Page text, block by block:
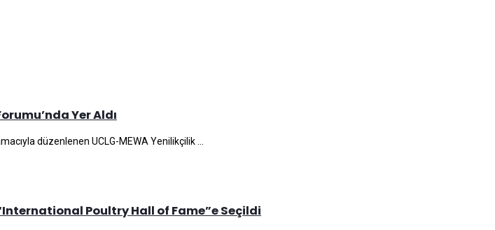
Yer Aldı
düzenlenen UCLG-MEWA Yenilikçilik ...
Poultry Hall of Fame”e Seçildi